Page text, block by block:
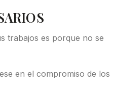
trabajos es porque no se
en el compromiso de los